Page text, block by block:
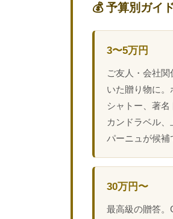
💰 予算別ガイ
3〜5万円
ご友人・会社関
いた贈り物に。
シャトー、著名
カンドラベル、
パーニュが候補
30万円〜
最高級の贈答。